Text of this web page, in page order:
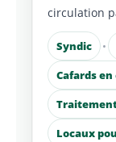
circulation
Syndic •
Cafards
Locaux